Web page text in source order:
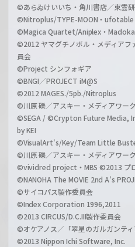
©あらゐけいいち・角川書店／東雲
©Nitroplus/TYPE-MOON・ufotable
©Magica Quartet/Aniplex・Madoka
©2012 ヤマグチノボル・メディアフ
員会
©Project シンフォギア
©BNGI／PROJECT iM@S
©2012 MAGES./5pb./Nitroplus
©川原 礫／アスキー・メディアワー
©SEGA / ©Crypton Future Media,
by KEI
©VisualArt's/Key/Team Little
©川原 礫／アスキー・メディアワー
©vividred project・MBS ©2013 プ
©NANOHA The MOVIE 2nd A's
©サイコパス製作委員会
©Index Corporation 1996,2011
©2013 CIRCUS/D.C.III製作委員会
©オケアノス／「翠星のガルガンテ
©2013 Nippon Ichi Software, Inc.